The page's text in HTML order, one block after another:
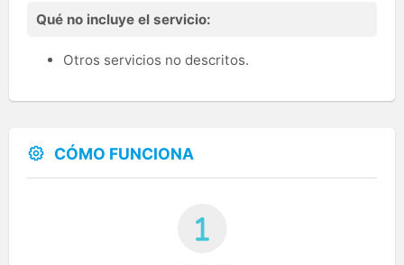
Qué no incluye el servicio:
Otros servicios no descritos.
CÓMO FUNCIONA